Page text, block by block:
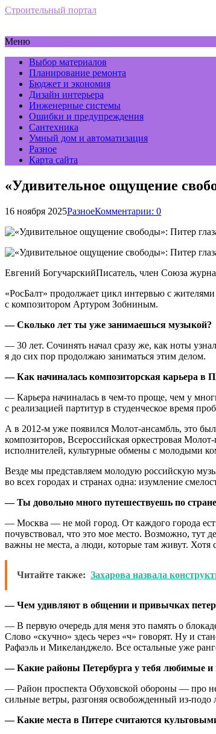
Строительный портал
Меню
Выбор материалов
Планирование ремонта
Бюджет и экономия
Дизайн интерьера
Инженерные системы
Ошибки и предупреждения
Сантехника
Умный дом и автоматизация
Разное
Карта сайта
«Удивительное ощущение
16 ноября 2025РазноеКомментарии: 0
Евгений БогучарскийПисатель, член Союза
«РосБалт» продолжает цикл интервью с
с композитором Артуром Зобниным.
— Сколько лет ты уже занимаешься музыкой?
— 30 лет. Сочинять начал сразу же, как ноты
я до сих пор продолжаю заниматься этим делом.
— Как начиналась композиторская карьера в
— Карьера начиналась в чем-то проще, чем у
с реализацией партитур в студенческое время
А в 2012-м уже появился Молот-ансамбль, это
композиторов, Всероссийская оркестровая
исполнителей, культурные обмены с молодыми
Везде мы представляем молодую российскую
во всех городах и странах одна: изумление
— Ты довольно много путешествуешь по
— Москва — не мой город. От каждого города
почувствовал, что это мое место. Возможно, тут
важны не места, а люди, которые там живут. Хотя
Читайте также: Захарова назвала
— Чем удивляют в общении и привычках
— В первую очередь для меня это память о
Слово «скучно» здесь через «ч» говорят. Ну и
Рафаэль и Микеланджело. Все остальные уже
— Какие районы Петербурга у тебя любимые и
— Район проспекта Обуховской обороны — про
сильные ветры, разгоняя освобожденный из-подо
— Какие места в Питере считаются